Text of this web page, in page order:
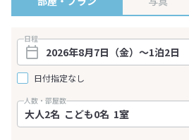
日程
日付指定なし
人数・部屋数